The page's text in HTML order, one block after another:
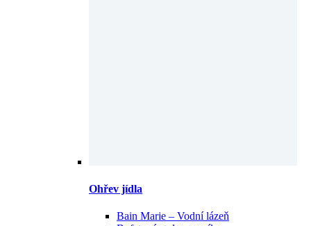
Ohřev jídla
Bain Marie – Vodní lázeň